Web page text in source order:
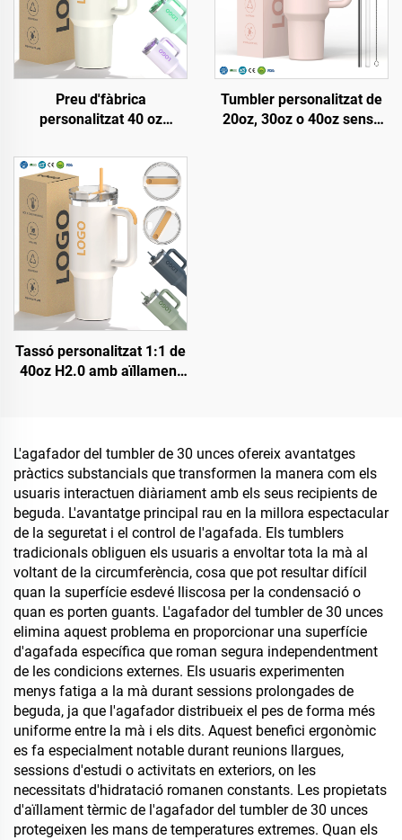
Preu d'fàbrica
personalitzat 40 oz
reutilitzable, d'acer
inoxidable, doble paret,
ampolla de viatge amb
nansa i tapa amb canya
Tumbler personalitzat de
20oz, 30oz o 40oz sense
Tassó personalitzat 1:1 de
40oz H2.0 amb aïllament
per al Dia de Sant Valentí i
excursions
L'agafador del tumbler de 30 unces ofereix avantatges
pràctics substancials que transformen la manera com els
usuaris interactuen diàriament amb els seus recipients de
beguda. L'avantatge principal rau en la millora espectacular
de la seguretat i el control de l'agafada. Els tumblers
tradicionals obliguen els usuaris a envoltar tota la mà al
voltant de la circumferència, cosa que pot resultar difícil
quan la superfície esdevé lliscosa per la condensació o
quan es porten guants. L'agafador del tumbler de 30 unces
elimina aquest problema en proporcionar una superfície
d'agafada específica que roman segura independentment
de les condicions externes. Els usuaris experimenten
menys fatiga a la mà durant sessions prolongades de
beguda, ja que l'agafador distribueix el pes de forma més
uniforme entre la mà i els dits. Aquest benefici ergonòmic
es fa especialment notable durant reunions llargues,
sessions d'estudi o activitats en exteriors, on les
necessitats d'hidratació romanen constants. Les propietats
d'aïllament tèrmic de l'agafador del tumbler de 30 unces
protegeixen les mans de temperatures extremes. Quan els